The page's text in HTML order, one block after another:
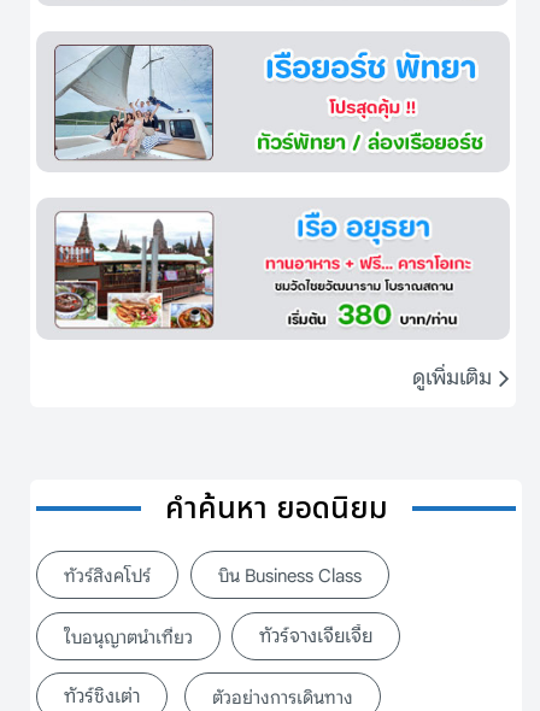
ดูเพิ่มเติม
คำค้นหา ยอดนิยม
ทัวร์สิงคโปร์ บิน Business Class
ใบอนุญาตนำเที่ยว ทัวร์จางเจียเจี้ย
ทัวร์ชิงเต่า ตัวอย่างการเดินทาง